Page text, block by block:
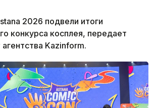
2026 подвели итоги
конкурса косплея, передает
Kazinform.